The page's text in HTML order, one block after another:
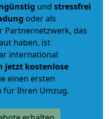
und stressfrei
oder als
Partnernetzwerk, das
haben, ist
international
jetzt kostenlose
einen ersten
für Ihren Umzug.